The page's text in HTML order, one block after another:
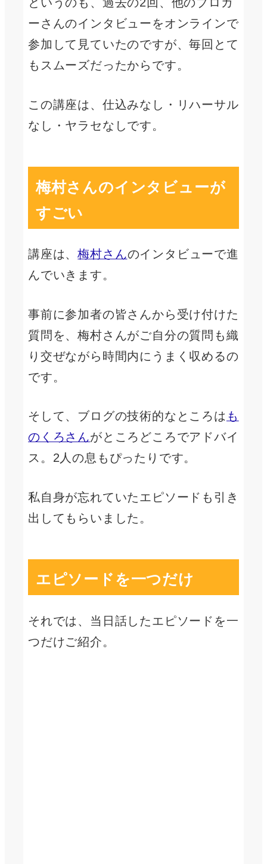
というのも、過去の2回、他のブロガ
ーさんのインタビューをオンラインで
参加して見ていたのですが、毎回とて
もスムーズだったからです。
この講座は、仕込みなし・リハーサル
なし・ヤラセなしです。
梅村さんのインタビューが
すごい
講座は、梅村さんのインタビューで進
んでいきます。
事前に参加者の皆さんから受け付けた
質問を、梅村さんがご自分の質問も織
り交ぜながら時間内にうまく収めるの
です。
そして、ブログの技術的なところは も
のくろさんがところどころでアドバイ
ス。2人の息もぴったりです。
私自身が忘れていたエピソードも引き
出してもらいました。
エピソードを一つだけ
それでは、当日話したエピソードを一
つだけご紹介。